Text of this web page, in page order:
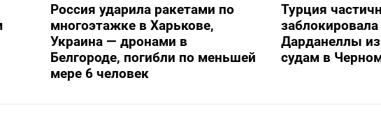
Россия ударила ракетами по
многоэтажке в Харькове,
Украина — дронами в
Белгороде, погибли по меньшей
мере 6 человек
Турция
Дарданеллы
судам в